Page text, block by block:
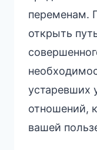
переменам.
открыть
устаревших
отношений,
вашей